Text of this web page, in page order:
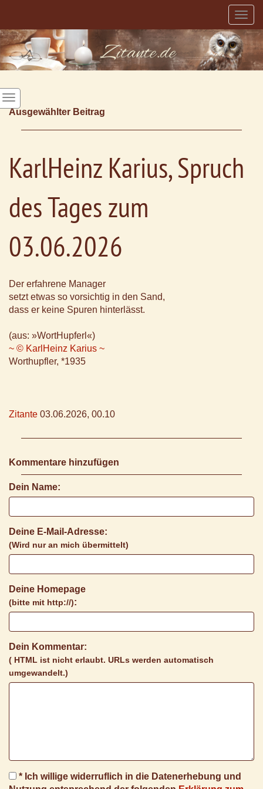
Ausgewählter Beitrag
KarlHeinz Karius, Spruch
des Tages zum
03.06.2026
Der erfahrene Manager
setzt etwas so vorsichtig in den Sand,
dass er keine Spuren hinterlässt.
(aus: »WortHupferl«)
~ © KarlHeinz Karius ~
Worthupfler, *1935
Zitante 03.06.2026, 00.10
Kommentare hinzufügen
Dein Name:
Deine E-Mail-Adresse:
(Wird nur an mich übermittelt)
Deine Homepage
(bitte mit http://):
Dein Kommentar:
( HTML ist nicht erlaubt. URLs werden automatisch
umgewandelt.)
* Ich willige widerruflich in die Datenerhebung und